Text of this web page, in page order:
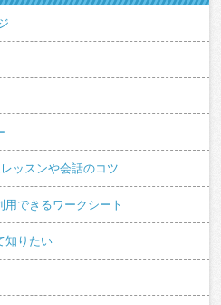
ッスンや会話のコツ
できるワークシート
知りたい